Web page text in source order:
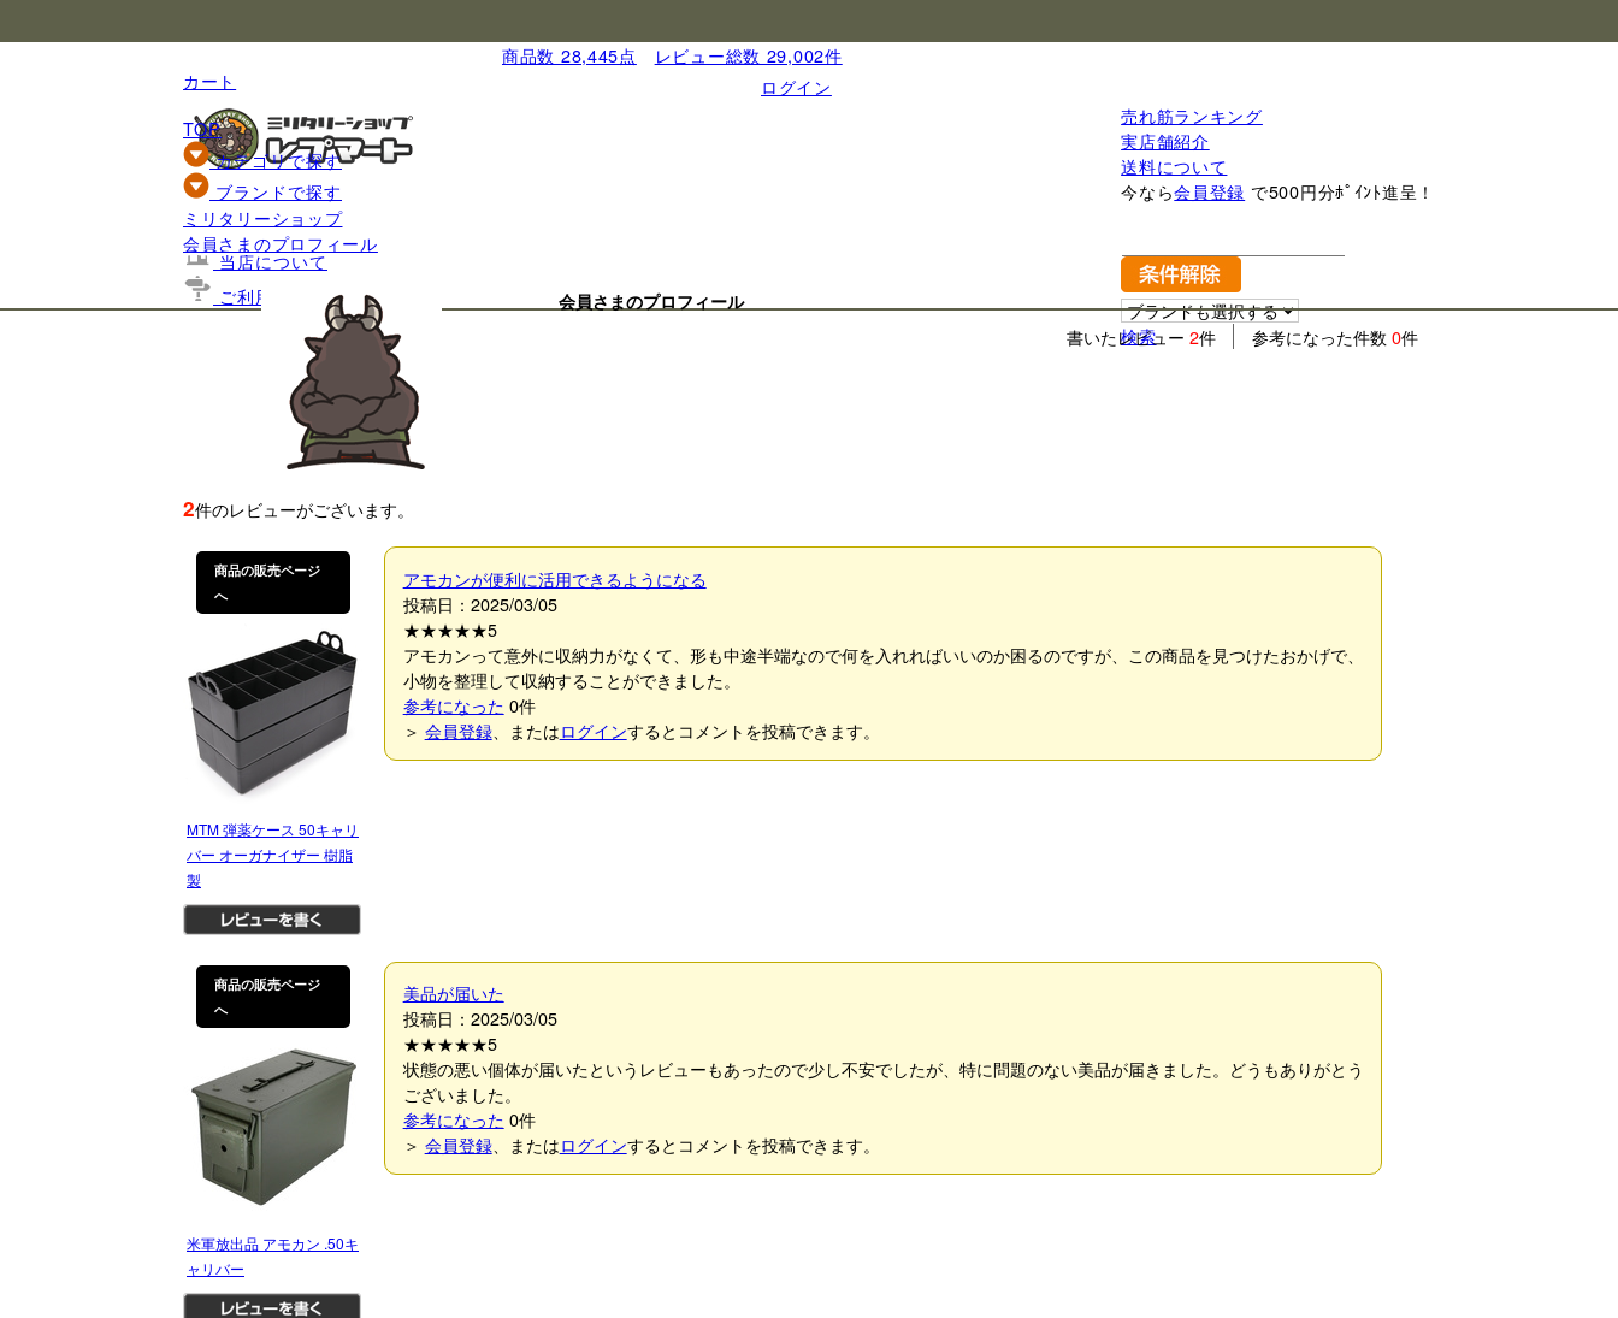
商品数 28,445点
レビュー総数 29,002件
ログイン
カート
売れ筋ランキング
実店舗紹介
送料について
今なら会員登録 で500円分ﾎﾟｲﾝﾄ進呈！
検索
TOP
カテゴリで探す
ブランドで探す
基礎知識
当店について
ご利用ガイド
ミリタリーショップ
会員さまのプロフィール
会員さまのプロフィール
書いたレビュー 2件 参考になった件数 0件
2件のレビューがございます。
商品の販売ページ
へ
MTM 弾薬ケース 50キャリ
バー オーガナイザー 樹脂
製
アモカンが便利に活用できるようになる
投稿日：2025/03/05
★★★★★5
アモカンって意外に収納力がなくて、形も中途半端なので何を入れればいいのか困るのですが、この商品を見つけたおかげで、
小物を整理して収納することができました。
参考になった 0件
＞ 会員登録、またはログインするとコメントを投稿できます。
商品の販売ページ
へ
米軍放出品 アモカン .50キ
ャリバー
美品が届いた
投稿日：2025/03/05
★★★★★5
状態の悪い個体が届いたというレビューもあったので少し不安でしたが、特に問題のない美品が届きました。どうもありがとう
ございました。
参考になった 0件
＞ 会員登録、またはログインするとコメントを投稿できます。